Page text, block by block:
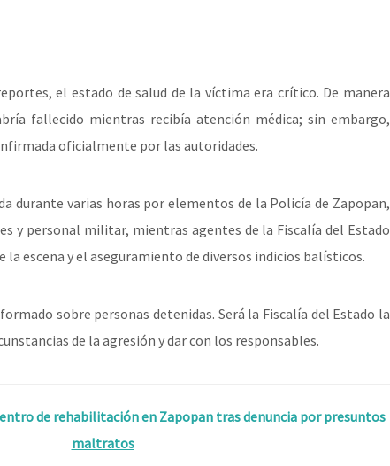
el estado de salud de la víctima era crítico. De manera
fallecido mientras recibía atención médica; sin embargo,
oficialmente por las autoridades.
durante varias horas por elementos de la Policía de Zapopan,
y personal militar, mientras agentes de la Fiscalía del Estado
escena y el aseguramiento de diversos indicios balísticos.
sobre personas detenidas. Será la Fiscalía del Estado la
de la agresión y dar con los responsables.
de rehabilitación en Zapopan tras denuncia por presuntos
maltratos